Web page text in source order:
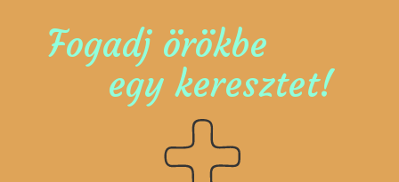
Fogadj örökbe
egy keresztet!